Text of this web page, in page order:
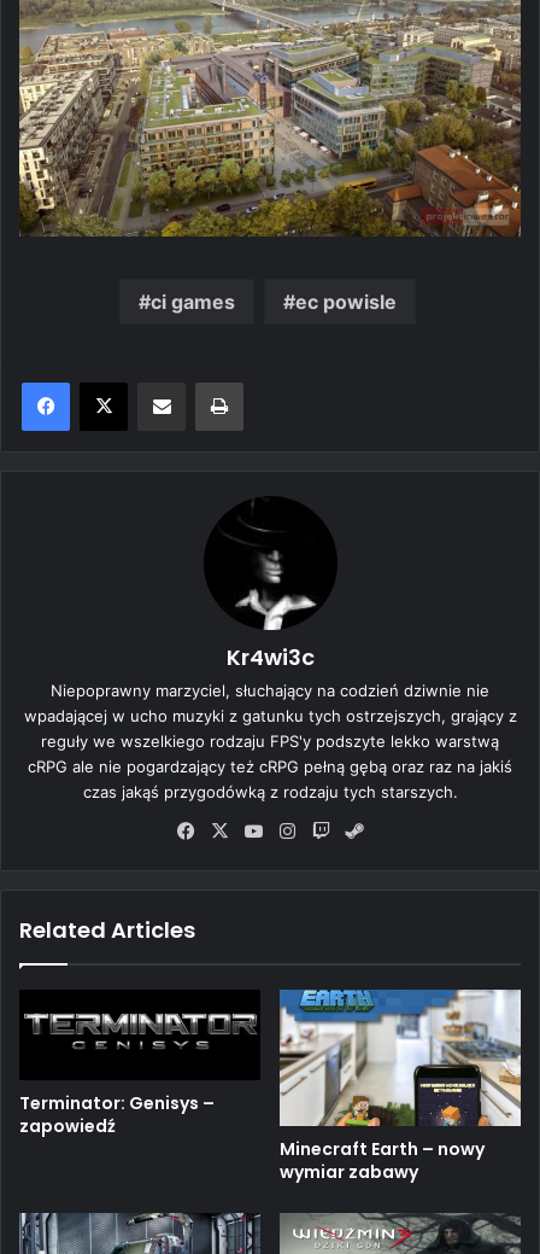
ci games ec powisle
Kr4wi3c
Niepoprawny marzyciel, słuchający na codzień dziwnie nie
wpadającej w ucho muzyki z gatunku tych ostrzejszych, grający z
reguły we wszelkiego rodzaju FPS'y podszyte lekko warstwą
cRPG ale nie pogardzający też cRPG pełną gębą oraz raz na jakiś
czas jakąś przygodówką z rodzaju tych starszych.
Fa
X
Yo
Ins
Tw
Related Articles
Terminator: Genisys –
zapowiedź
Minecraft Earth – nowy
wymiar zabawy